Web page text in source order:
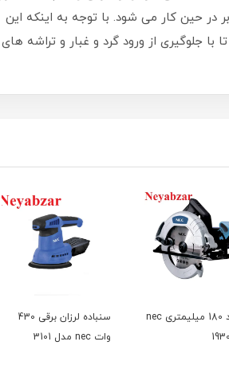
تعبیه شده که باعث افزایش دقت کاربر در حین کار می شود. با توجه به اینکه این
با جلوگیری از ورود گرد و غبار و تراشه های
اره گرد 180 میلیمتری nec
سنباده لرزان برقی 430
وات nec مدل 3101